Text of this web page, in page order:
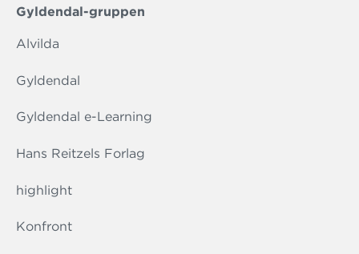
Gyldendal-gruppen
Alvilda
Gyldendal
Gyldendal e-Learning
Hans Reitzels Forlag
highlight
Konfront